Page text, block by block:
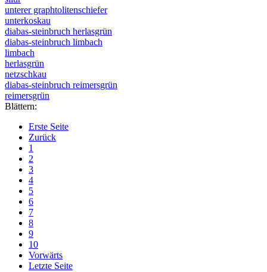
unterer graphtolitenschiefer
unterkoskau
diabas-steinbruch herlasgrün
diabas-steinbruch limbach
limbach
herlasgrün
netzschkau
diabas-steinbruch reimersgrün
reimersgrün
Blättern:
Erste Seite
Zurück
1
2
3
4
5
6
7
8
9
10
Vorwärts
Letzte Seite